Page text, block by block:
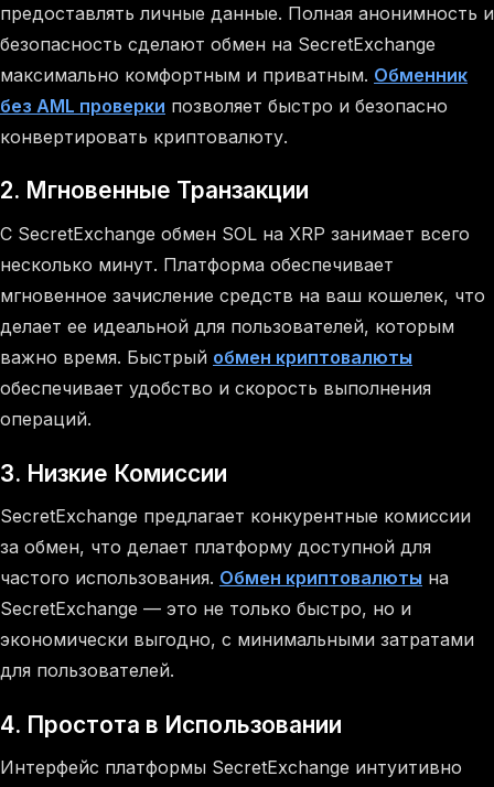
предоставлять личные данные. Полная анонимность и
безопасность сделают обмен на SecretExchange
максимально комфортным и приватным. Обменник
без AML проверки позволяет быстро и безопасно
конвертировать криптовалюту.
2. Мгновенные Транзакции
С SecretExchange обмен SOL на XRP занимает всего
несколько минут. Платформа обеспечивает
мгновенное зачисление средств на ваш кошелек, что
делает ее идеальной для пользователей, которым
важно время. Быстрый обмен криптовалюты
обеспечивает удобство и скорость выполнения
операций.
3. Низкие Комиссии
SecretExchange предлагает конкурентные комиссии
за обмен, что делает платформу доступной для
частого использования. Обмен криптовалюты на
SecretExchange — это не только быстро, но и
экономически выгодно, с минимальными затратами
для пользователей.
4. Простота в Использовании
Интерфейс платформы SecretExchange интуитивно